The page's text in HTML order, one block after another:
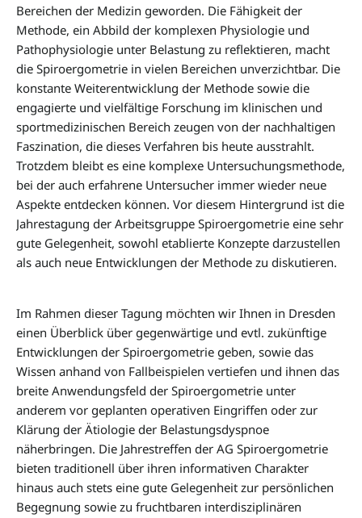
Bereichen der Medizin geworden. Die Fähigkeit der
Methode, ein Abbild der komplexen Physiologie und
Pathophysiologie unter Belastung zu reflektieren, macht
die Spiroergometrie in vielen Bereichen unverzichtbar. Die
konstante Weiterentwicklung der Methode sowie die
engagierte und vielfältige Forschung im klinischen und
sportmedizinischen Bereich zeugen von der nachhaltigen
Faszination, die dieses Verfahren bis heute ausstrahlt.
Trotzdem bleibt es eine komplexe Untersuchungsmethode,
bei der auch erfahrene Untersucher immer wieder neue
Aspekte entdecken können. Vor diesem Hintergrund ist die
Jahrestagung der Arbeitsgruppe Spiroergometrie eine sehr
gute Gelegenheit, sowohl etablierte Konzepte darzustellen
als auch neue Entwicklungen der Methode zu diskutieren.
Im Rahmen dieser Tagung möchten wir Ihnen in Dresden
einen Überblick über gegenwärtige und evtl. zukünftige
Entwicklungen der Spiroergometrie geben, sowie das
Wissen anhand von Fallbeispielen vertiefen und ihnen das
breite Anwendungsfeld der Spiroergometrie unter
anderem vor geplanten operativen Eingriffen oder zur
Klärung der Ätiologie der Belastungsdyspnoe
näherbringen. Die Jahrestreffen der AG Spiroergometrie
bieten traditionell über ihren informativen Charakter
hinaus auch stets eine gute Gelegenheit zur persönlichen
Begegnung sowie zu fruchtbaren interdisziplinären